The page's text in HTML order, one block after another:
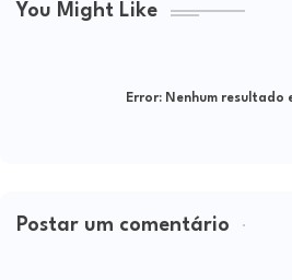
You Might Like
Error: Nenhum resultado
Postar um comentário